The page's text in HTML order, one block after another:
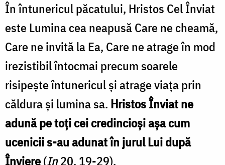
În întunericul păcatului, Hristos Cel Înviat
este Lumina cea neapusă Care ne cheamă,
Care ne invită la Ea, Care ne atrage în mod
irezistibil întocmai precum soarele
risipește întunericul și atrage viața prin
căldura și lumina sa. Hristos Înviat ne
adună pe toți cei credincioși așa cum
ucenicii s-au adunat în jurul Lui după
Înviere(In20, 19-29).